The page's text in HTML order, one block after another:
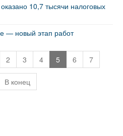
10,7 тысячи налоговых
— новый этап работ
2 3 4 5 6 7
В конец